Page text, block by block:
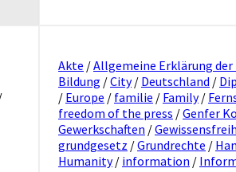
Akte /Allgemeine Erklärung der
Bildung /City/ Deutschland /
/ Europe / familie / Family/
freedom of the press /Genfer
Gewerkschaften /
grundgesetz /Grundrechte /
Humanity/ information /